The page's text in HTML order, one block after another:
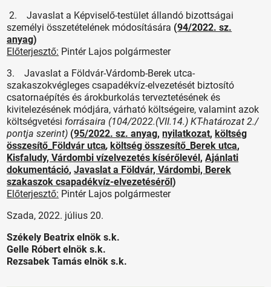
2. Javaslat a Képviselő-testület állandó bizottságai
személyi összetételének módosítására (94/2022. sz.
anyag)
Előterjesztő: Pintér Lajos polgármester
3. Javaslat a Földvár-Várdomb-Berek utca-
szakaszokvégleges csapadékvíz-elvezetését biztosító
csatornaépítés és árokburkolás terveztetésének és
kivitelezésének módjára, várható költségeire, valamint azok
költségvetési forrásaira (104/2022.(VII.14.) KT-határozat 2./
pontja szerint) (95/2022. sz. anyag,nyilatkozat,költség
összesítő_Földvár utca,költség összesítő_Berek utca,
Kisfaludy, Várdombi vízelvezetés kísérőlevél,Ajánlati
dokumentáció,Javaslat a Földvár, Várdombi, Berek
szakaszok csapadékvíz-elvezetéséről)
Előterjesztő: Pintér Lajos polgármester
Szada, 2022. július 20.
Székely Beatrix elnök s.k.
Gelle Róbert elnök s.k.
Rezsabek Tamás elnök s.k.